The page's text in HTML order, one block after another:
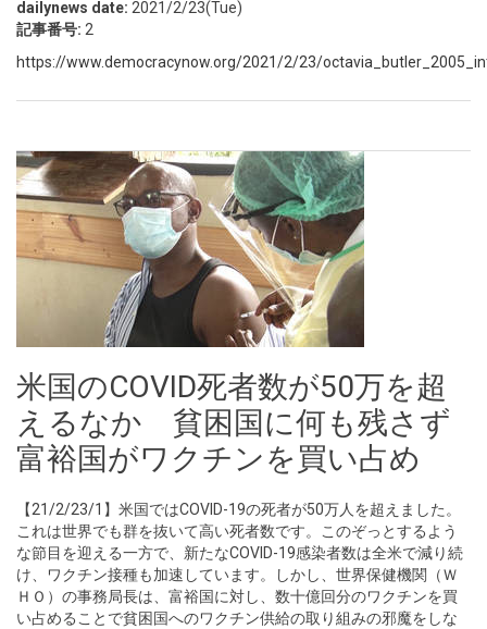
dailynews date: 2021/2/23(Tue)
記事番号: 2
https://www.democracynow.org/2021/2/23/
米国のCOVID死者数が50万を超
えるなか 貧困国に何も残さず
富裕国がワクチンを買い占め
【21/2/23/1】米国ではCOVID-19の死者が50万人を超えました。
これは世界でも群を抜いて高い死者数です。このぞっとするよう
な節目を迎える一方で、新たなCOVID-19感染者数は全米で減り続
け、ワクチン接種も加速しています。しかし、世界保健機関（Ｗ
ＨＯ）の事務局長は、富裕国に対し、数十億回分のワクチンを買
い占めることで貧困国へのワクチン供給の取り組みの邪魔をしな